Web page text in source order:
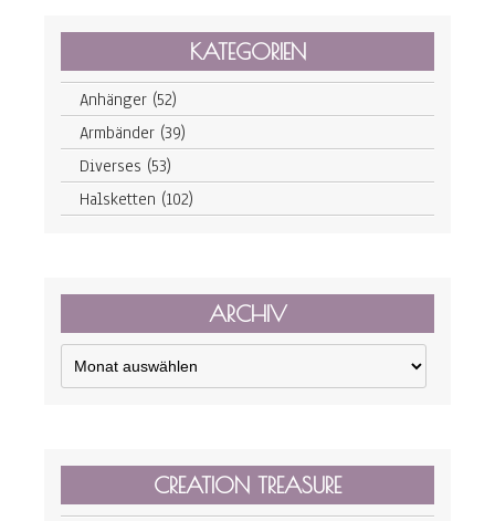
KATEGORIEN
Anhänger (52)
Armbänder (39)
Diverses (53)
Halsketten (102)
ARCHIV
Archiv
CREATION TREASURE